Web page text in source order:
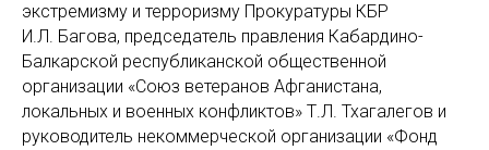
экстремизму и терроризму Прокуратуры КБР
И.Л. Багова, председатель правления Кабардино-
Балкарской республиканской общественной
организации «Союз ветеранов Афганистана,
локальных и военных конфликтов» Т.Л. Тхагалегов и
руководитель некоммерческой организации «Фонд